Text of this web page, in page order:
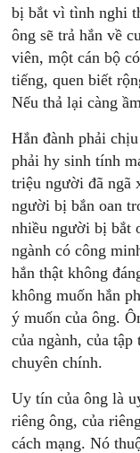
bị bắt vì tình nghi
ông sẽ trả hắn về
viên, một cán bộ
tiếng, quen biết
Nếu thả lại càng
Hắn đành phải
phải hy sinh tính
triệu người đã ngã
người bị bắn oan
nhiều người bị bắt
ngành có công
hắn thật không
không muốn hắn
ý muốn của ông.
của ngành, của
chuyên chính.
Uy tín của ông là
riêng ông, của
cách mạng. Nó